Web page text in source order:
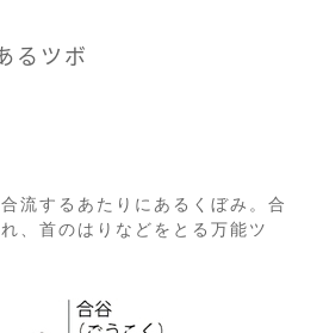
るツボ
流するあたりにあるくぼみ。合
、首のはりなどをとる万能ツ